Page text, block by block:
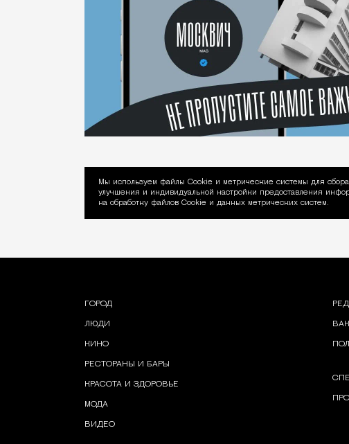
Уведомление об
Мы используем файлы Сookie и метрические системы для
улучшения и индивидуальной настройки предоставления
на обработку файлов Cookie и данных метрических систем.
ГОРОД
ЛЮДИ
КИНО
РЕСТОРАНЫ И БАРЫ
КРАСОТА И ЗДОРОВЬЕ
МОДА
ВИДЕО